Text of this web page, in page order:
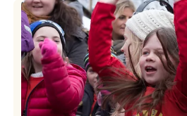
2026
–
Ingunn van Etten